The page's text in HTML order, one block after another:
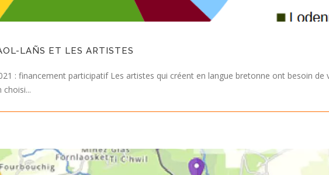
LAÑS ET LES ARTISTES
: financement participatif Les artistes qui créent en langue bretonne ont besoin
choisi...